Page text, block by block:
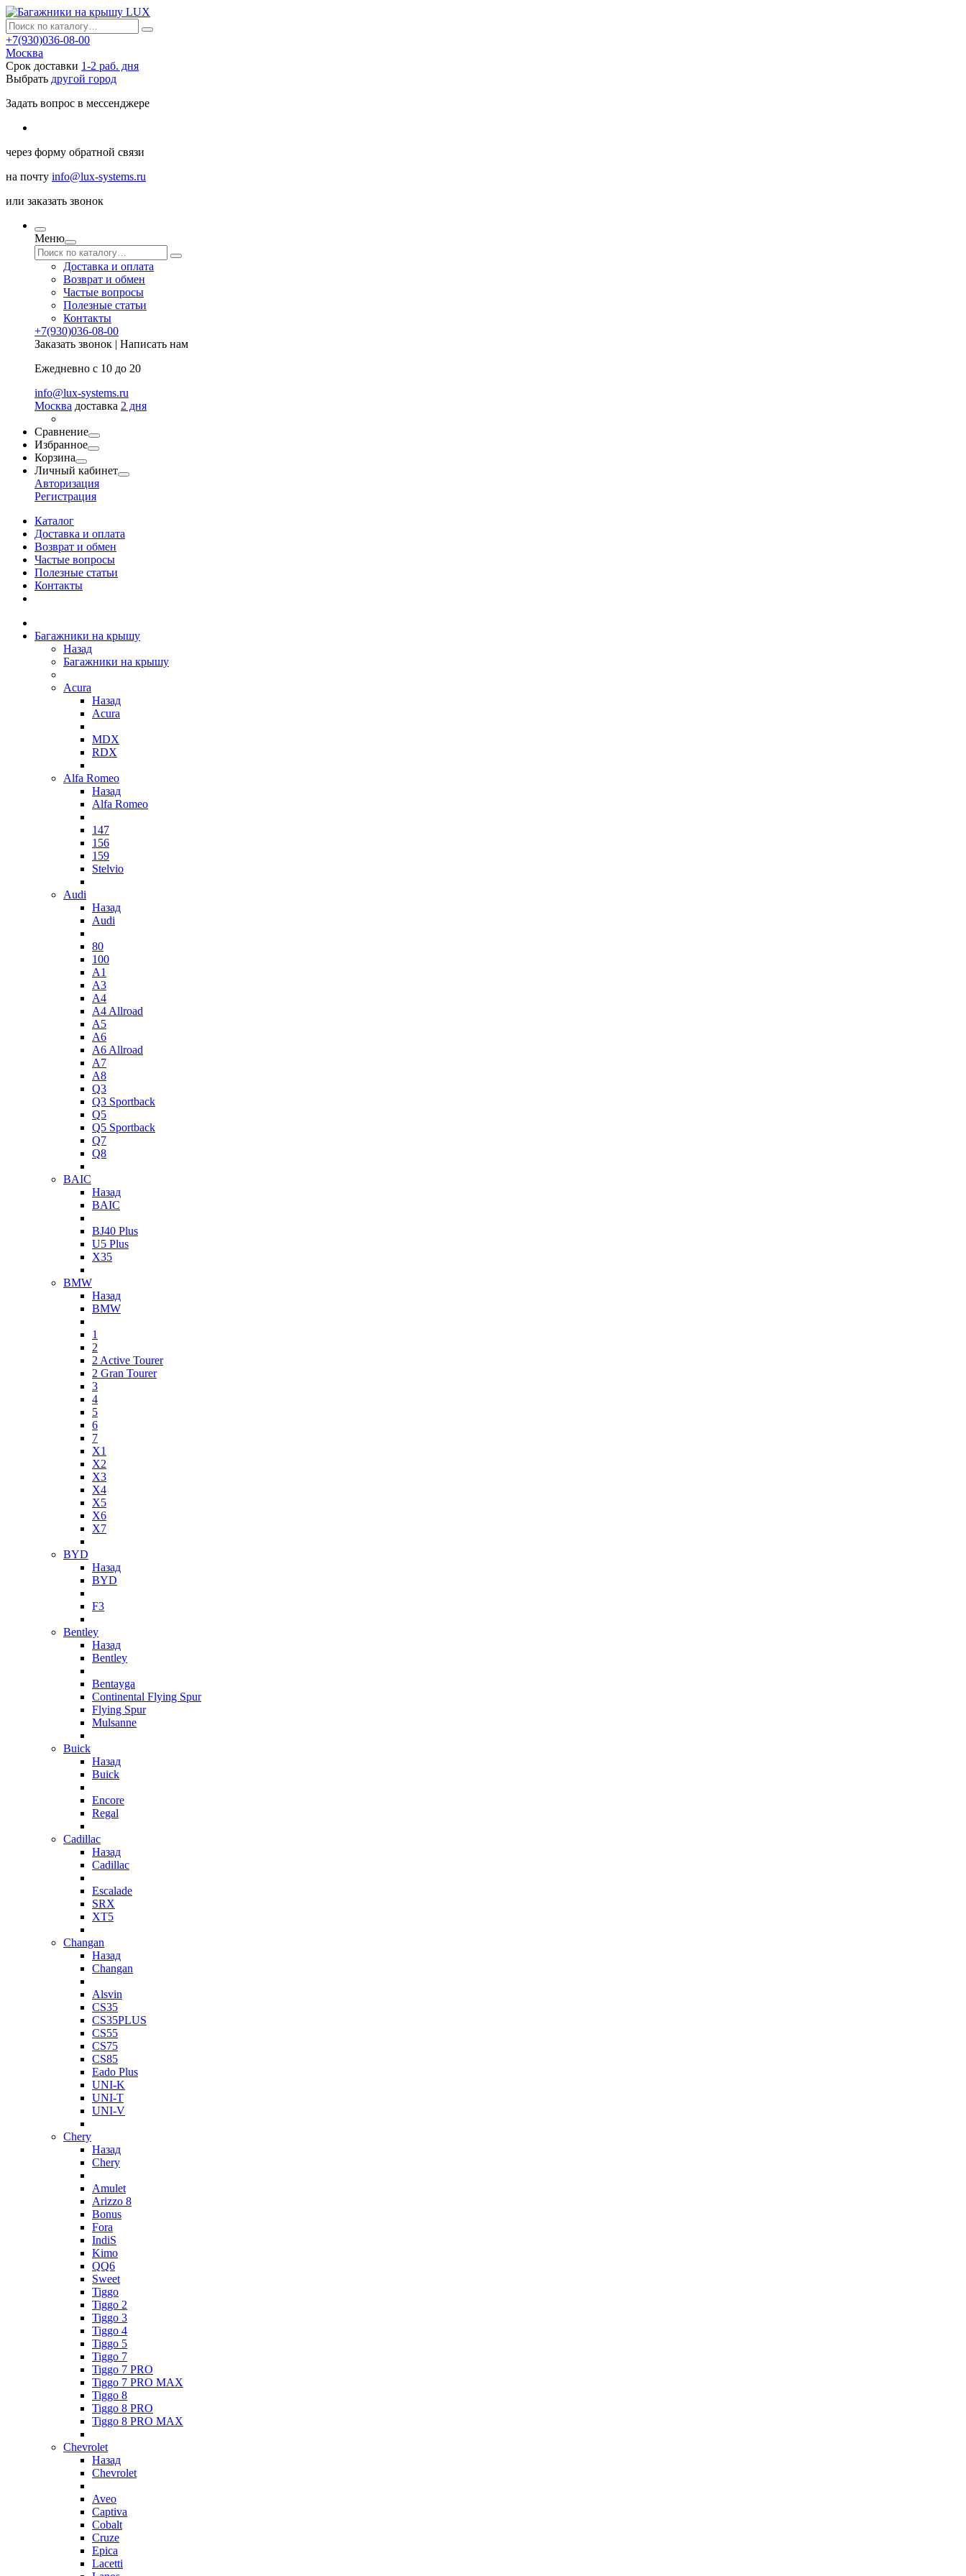
+7(930)036-08-00
Москва
Срок доставки 1-2 раб. дня
Выбрать другой город
Задать вопрос в мессенджере
через форму обратной связи
на почту info@lux-systems.ru
или заказать звонок
Меню
Доставка и оплата
Возврат и обмен
Частые вопросы
Полезные статьи
Контакты
+7(930)036-08-00
Заказать звонок | Написать нам
Ежедневно с 10 до 20
info@lux-systems.ru
Москва доставка 2 дня
Сравнение
Избранное
Корзина
Личный кабинет
Авторизация
Регистрация
Каталог
Доставка и оплата
Возврат и обмен
Частые вопросы
Полезные статьи
Контакты
Багажники на крышу
Назад
Багажники на крышу
Acura
Назад
Acura
MDX
RDX
Alfa Romeo
Назад
Alfa Romeo
147
156
159
Stelvio
Audi
Назад
Audi
80
100
A1
A3
A4
A4 Allroad
A5
A6
A6 Allroad
A7
A8
Q3
Q3 Sportback
Q5
Q5 Sportback
Q7
Q8
BAIC
Назад
BAIC
BJ40 Plus
U5 Plus
X35
BMW
Назад
BMW
1
2
2 Active Tourer
2 Gran Tourer
3
4
5
6
7
X1
X2
X3
X4
X5
X6
X7
BYD
Назад
BYD
F3
Bentley
Назад
Bentley
Bentayga
Continental Flying Spur
Flying Spur
Mulsanne
Buick
Назад
Buick
Encore
Regal
Cadillac
Назад
Cadillac
Escalade
SRX
XT5
Changan
Назад
Changan
Alsvin
CS35
CS35PLUS
CS55
CS75
CS85
Eado Plus
UNI-K
UNI-T
UNI-V
Chery
Назад
Chery
Amulet
Arizzo 8
Bonus
Fora
IndiS
Kimo
QQ6
Sweet
Tiggo
Tiggo 2
Tiggo 3
Tiggo 4
Tiggo 5
Tiggo 7
Tiggo 7 PRO
Tiggo 7 PRO MAX
Tiggo 8
Tiggo 8 PRO
Tiggo 8 PRO MAX
Chevrolet
Назад
Chevrolet
Aveo
Captiva
Cobalt
Cruze
Epica
Lacetti